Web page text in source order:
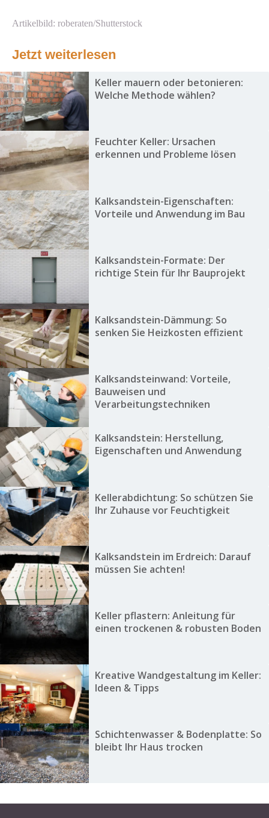
Artikelbild: roberaten/Shutterstock
Jetzt weiterlesen
Keller mauern oder betonieren:
Welche Methode wählen?
Feuchter Keller: Ursachen
erkennen und Probleme lösen
Kalksandstein-Eigenschaften:
Vorteile und Anwendung im Bau
Kalksandstein-Formate: Der
richtige Stein für Ihr Bauprojekt
Kalksandstein-Dämmung: So
senken Sie Heizkosten effizient
Kalksandsteinwand: Vorteile,
Bauweisen und
Verarbeitungstechniken
Kalksandstein: Herstellung,
Eigenschaften und Anwendung
Kellerabdichtung: So schützen Sie
Ihr Zuhause vor Feuchtigkeit
Kalksandstein im Erdreich: Darauf
müssen Sie achten!
Keller pflastern: Anleitung für
einen trockenen & robusten Boden
Kreative Wandgestaltung im Keller:
Ideen & Tipps
Schichtenwasser & Bodenplatte: So
bleibt Ihr Haus trocken